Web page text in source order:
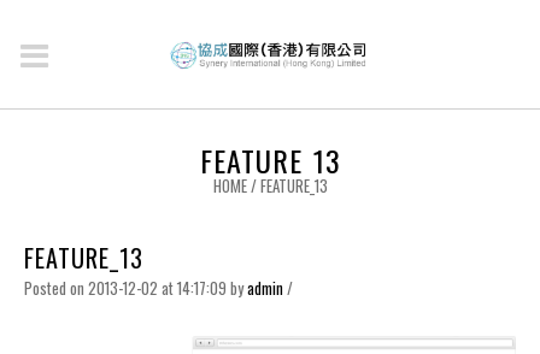
FEATURE_13
HOME/FEATURE_13
FEATURE_13
Posted on 2013-12-02 at 14:17:09 byadmin/